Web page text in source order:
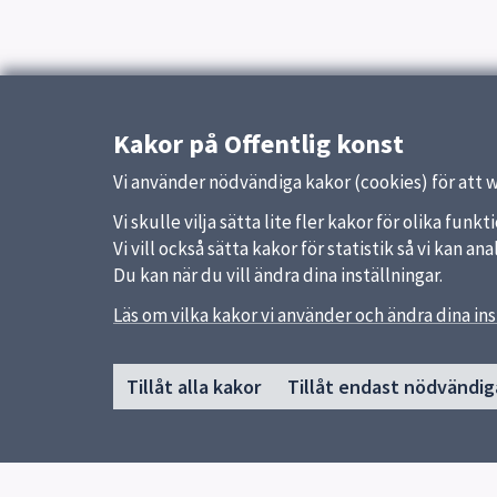
Kakor på Offentlig konst
Vi använder nödvändiga kakor (cookies) för att
Vi skulle vilja sätta lite fler kakor för olika
Vi vill också sätta kakor för statistik så vi kan
Du kan när du vill ändra dina inställningar.
Läs om vilka kakor vi använder och ändra dina
Tillåt alla kakor Tillåt endast
SidfotHuvudmeny
Start
Nyheter